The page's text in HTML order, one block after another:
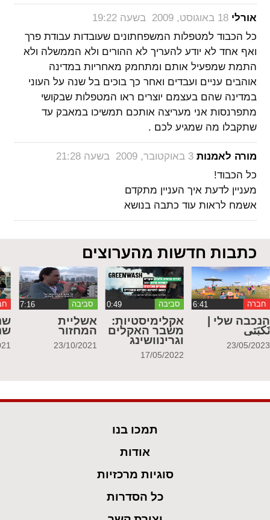
אורלי ‏18 באוגוסט, 2009 בשעה 19:22
כל הכבוד למטפלות המשפחתונים שעובדות עבודת פרך
ואף אחד לא יודע להעריך לא ההורים ולא הממשלה ולא
התמת שמפעיל אותם ומתחמק מאחריות במדינה
אוהבים עניים ועבדים ואחר כך בוכים בל שנה על העוני
במדינה שהם בעצמם יוצרים ראו המטפלות שבקושי
מתפרנסות אני מעריצה אותכם תמשיכו במאבק עד
שתקבלו מה שמגיע לכם .
מורה לאמנות ‏3 באוקטובר, 2009 בשעה 21:28
כל הכבוד!
מעניין לדעת איך העניין מתקדם
אשמח לראות עוד כתבה בנושא
כתבות חדשות מהערוצים
חברה
הנכבה שלי |
نَكبَتي
23/05/2023
סביבה ‏0:49
אקלימיסטיות:
משבר האקלים
וגרינוושינג
17/05/2022
סביבה
אשליית
המחזור
23/10/2021
תמכו בנו
אודות
סוגיות מרכזיות
כל הסדרות